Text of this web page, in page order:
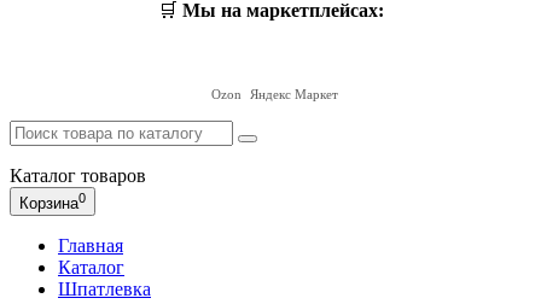
🛒 Мы на маркетплейсах:
Ozon Яндекс Маркет
Каталог товаров
Корзина0
Главная
Каталог
Шпатлевка